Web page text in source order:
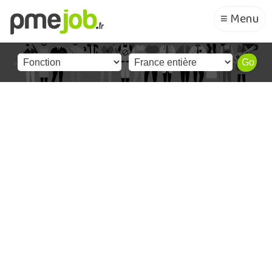
≡ Menu